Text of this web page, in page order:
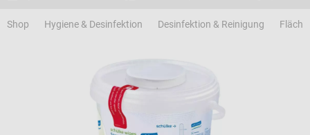
Shop Hygiene & Desinfektion Desinfektion & Reinigung